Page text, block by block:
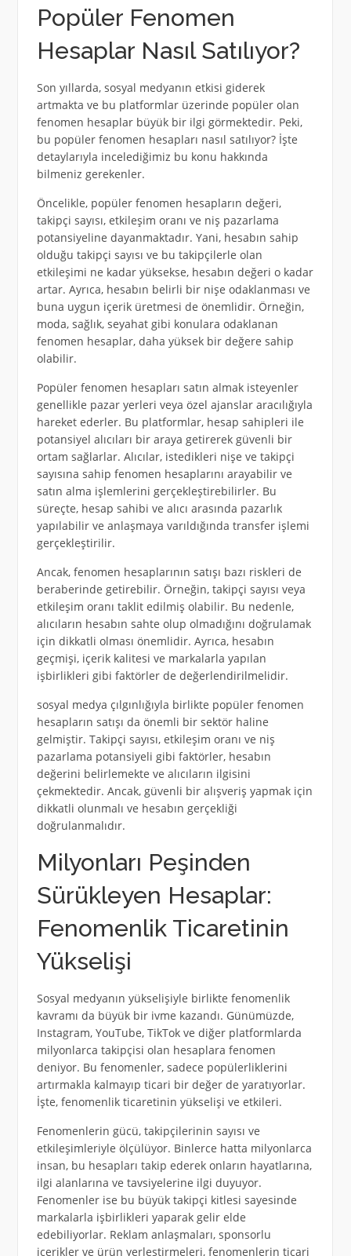
Popüler Fenomen
Hesaplar Nasıl Satılıyor?
Son yıllarda, sosyal medyanın etkisi giderek
artmakta ve bu platformlar üzerinde popüler olan
fenomen hesaplar büyük bir ilgi görmektedir. Peki,
bu popüler fenomen hesapları nasıl satılıyor? İşte
detaylarıyla incelediğimiz bu konu hakkında
bilmeniz gerekenler.
Öncelikle, popüler fenomen hesapların değeri,
takipçi sayısı, etkileşim oranı ve niş pazarlama
potansiyeline dayanmaktadır. Yani, hesabın sahip
olduğu takipçi sayısı ve bu takipçilerle olan
etkileşimi ne kadar yüksekse, hesabın değeri o kadar
artar. Ayrıca, hesabın belirli bir nişe odaklanması ve
buna uygun içerik üretmesi de önemlidir. Örneğin,
moda, sağlık, seyahat gibi konulara odaklanan
fenomen hesaplar, daha yüksek bir değere sahip
olabilir.
Popüler fenomen hesapları satın almak isteyenler
genellikle pazar yerleri veya özel ajanslar aracılığıyla
hareket ederler. Bu platformlar, hesap sahipleri ile
potansiyel alıcıları bir araya getirerek güvenli bir
ortam sağlarlar. Alıcılar, istedikleri nişe ve takipçi
sayısına sahip fenomen hesaplarını arayabilir ve
satın alma işlemlerini gerçekleştirebilirler. Bu
süreçte, hesap sahibi ve alıcı arasında pazarlık
yapılabilir ve anlaşmaya varıldığında transfer işlemi
gerçekleştirilir.
Ancak, fenomen hesaplarının satışı bazı riskleri de
beraberinde getirebilir. Örneğin, takipçi sayısı veya
etkileşim oranı taklit edilmiş olabilir. Bu nedenle,
alıcıların hesabın sahte olup olmadığını doğrulamak
için dikkatli olması önemlidir. Ayrıca, hesabın
geçmişi, içerik kalitesi ve markalarla yapılan
işbirlikleri gibi faktörler de değerlendirilmelidir.
sosyal medya çılgınlığıyla birlikte popüler fenomen
hesapların satışı da önemli bir sektör haline
gelmiştir. Takipçi sayısı, etkileşim oranı ve niş
pazarlama potansiyeli gibi faktörler, hesabın
değerini belirlemekte ve alıcıların ilgisini
çekmektedir. Ancak, güvenli bir alışveriş yapmak için
dikkatli olunmalı ve hesabın gerçekliği
doğrulanmalıdır.
Milyonları Peşinden
Sürükleyen Hesaplar:
Fenomenlik Ticaretinin
Yükselişi
Sosyal medyanın yükselişiyle birlikte fenomenlik
kavramı da büyük bir ivme kazandı. Günümüzde,
Instagram, YouTube, TikTok ve diğer platformlarda
milyonlarca takipçisi olan hesaplara fenomen
deniyor. Bu fenomenler, sadece popülerliklerini
artırmakla kalmayıp ticari bir değer de yaratıyorlar.
İşte, fenomenlik ticaretinin yükselişi ve etkileri.
Fenomenlerin gücü, takipçilerinin sayısı ve
etkileşimleriyle ölçülüyor. Binlerce hatta milyonlarca
insan, bu hesapları takip ederek onların hayatlarına,
ilgi alanlarına ve tavsiyelerine ilgi duyuyor.
Fenomenler ise bu büyük takipçi kitlesi sayesinde
markalarla işbirlikleri yaparak gelir elde
edebiliyorlar. Reklam anlaşmaları, sponsorlu
içerikler ve ürün yerleştirmeleri, fenomenlerin ticari